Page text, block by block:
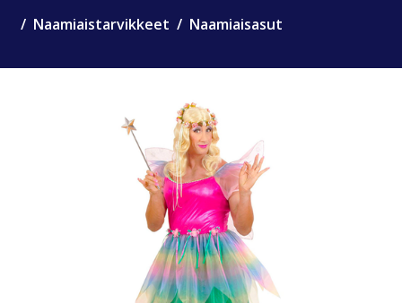
Naamiaistarvikkeet Naamiaisasut